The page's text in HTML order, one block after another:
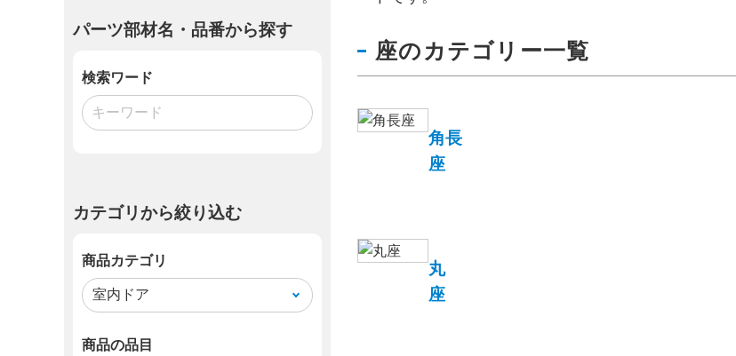
座のカテゴリー一覧
角長
座
丸
座
パーツ部材名・品番から探す
検索ワード
カテゴリから絞り込む
商品カテゴリ
商品の品目